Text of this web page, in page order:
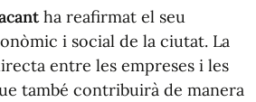
ha reafirmat el seu
i social de la ciutat. La
entre les empreses i les
també contribuirà de manera